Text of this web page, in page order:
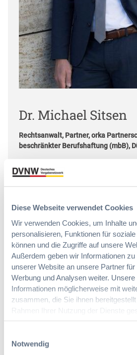
Diese Webseite verwendet Cookies
Wir verwenden Cookies, um Inhalte
personalisieren, Funktionen für
können und die Zugriffe auf unsere
Außerdem geben wir Informationen
unserer Website an unsere Partner für
Werbung und Analysen weiter.
Informationen möglicherweise mit
zusammen, die Sie ihnen
geben Einwilligung zu unseren
Notwendig
Dr. Michael Sitsen
Rechtsanwalt, Partner, orka
beschränkter Berufshaftung (mbB),
Unternehmen bei großvolumigen
Beschaffungsvorhaben. Im
Michael Sitsen in die Sozietät
2017 wurde er zum Partner
Fachanwalt für
Vergaberecht. Michael Sitsen
Mitglied des Vorstands des
Fachanwälte für Vergaberecht